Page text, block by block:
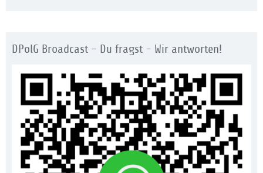
DPolG Broadcast - Du fragst - Wir antworten!